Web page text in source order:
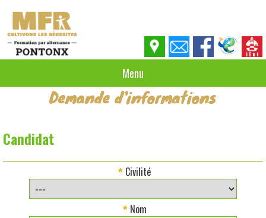
Menu
Demande d'informations
Candidat
* Civilité
* Nom